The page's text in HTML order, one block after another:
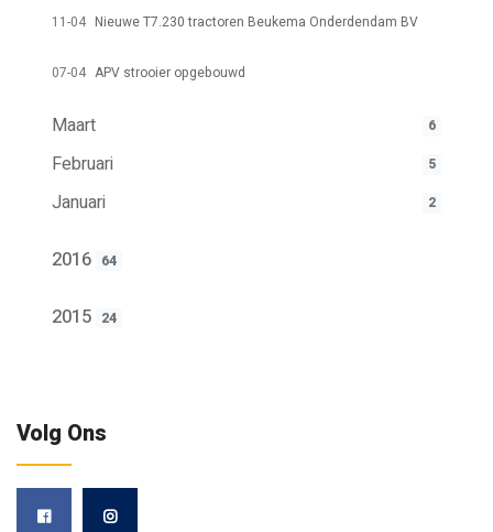
11-04 Nieuwe T7.230 tractoren Beukema Onderdendam BV
07-04 APV strooier opgebouwd
Maart 6
Februari 5
Januari 2
2016 64
2015 24
Volg Ons